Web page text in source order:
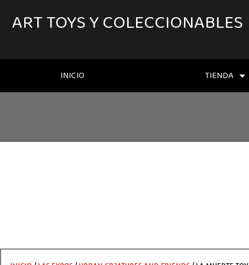
CONTENIDO
ART TOYS Y COLECCIONABLES
INICIO TIENDA